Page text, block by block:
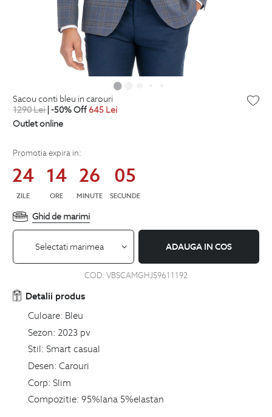
sacou conti bleu in carouri
1290Lei| -50% Off645 Lei
Outlet online
Promotia expira in:
24
ZILE
14
ORE
26
MINUTE
04
SECUNDE
Ghid de marimi
Selectati marimea ADAUGA IN COS
COD:VBSCAMGHJ59611192
Detalii produs
Culoare: Bleu
Sezon: 2023 pv
Stil: Smart casual
Desen: Carouri
Corp: Slim
Compozitie: 95%lana 5%elastan